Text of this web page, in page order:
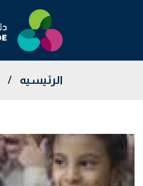
الرئيسيه /